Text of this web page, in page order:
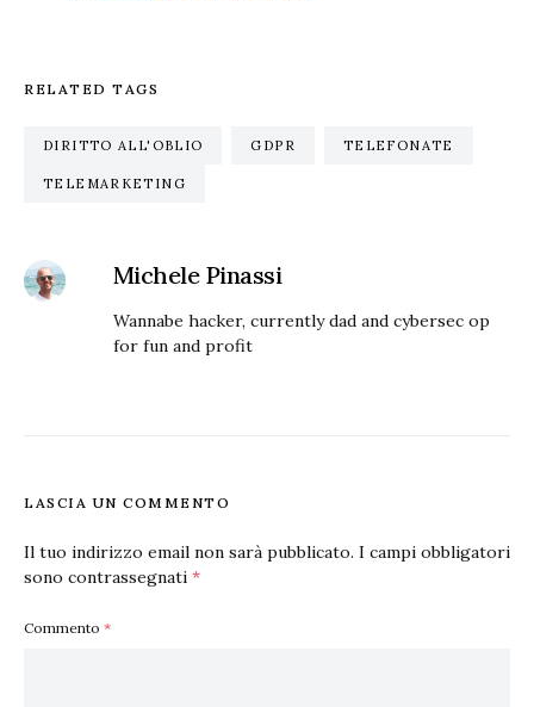
RELATED TAGS
DIRITTO ALL'OBLIO GDPR TELEFONATE
TELEMARKETING
Michele Pinassi
Wannabe hacker, currently dad and cybersec op
for fun and profit
LASCIA UN COMMENTO
Il tuo indirizzo email non sarà pubblicato. I campi obbligatori
sono contrassegnati *
Commento *